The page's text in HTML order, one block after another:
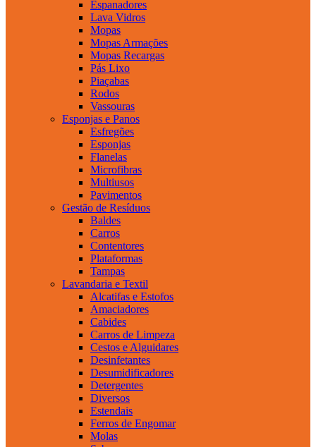
Espanadores
Lava Vidros
Mopas
Mopas Armações
Mopas Recargas
Pás Lixo
Piaçabas
Rodos
Vassouras
Esponjas e Panos
Esfregões
Esponjas
Flanelas
Microfibras
Multiusos
Pavimentos
Gestão de Resíduos
Baldes
Carros
Contentores
Plataformas
Tampas
Lavandaria e Textil
Alcatifas e Estofos
Amaciadores
Cabides
Carros de Limpeza
Cestos e Alguidares
Desinfetantes
Desumidificadores
Detergentes
Diversos
Estendais
Ferros de Engomar
Molas